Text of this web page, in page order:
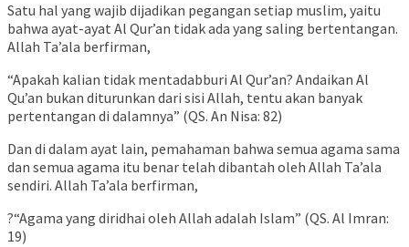
Satu hal yang wajib dijadikan pegangan setiap muslim, yaitu
bahwa ayat-ayat Al Qur’an tidak ada yang saling bertentangan.
Allah Ta’ala berfirman,
“Apakah kalian tidak mentadabburi Al Qur’an? Andaikan Al
Qu’an bukan diturunkan dari sisi Allah, tentu akan banyak
pertentangan di dalamnya” (QS. An Nisa: 82)
Dan di dalam ayat lain, pemahaman bahwa semua agama sama
dan semua agama itu benar telah dibantah oleh Allah Ta’ala
sendiri. Allah Ta’ala berfirman,
?“Agama yang diridhai oleh Allah adalah Islam” (QS. Al Imran:
19)